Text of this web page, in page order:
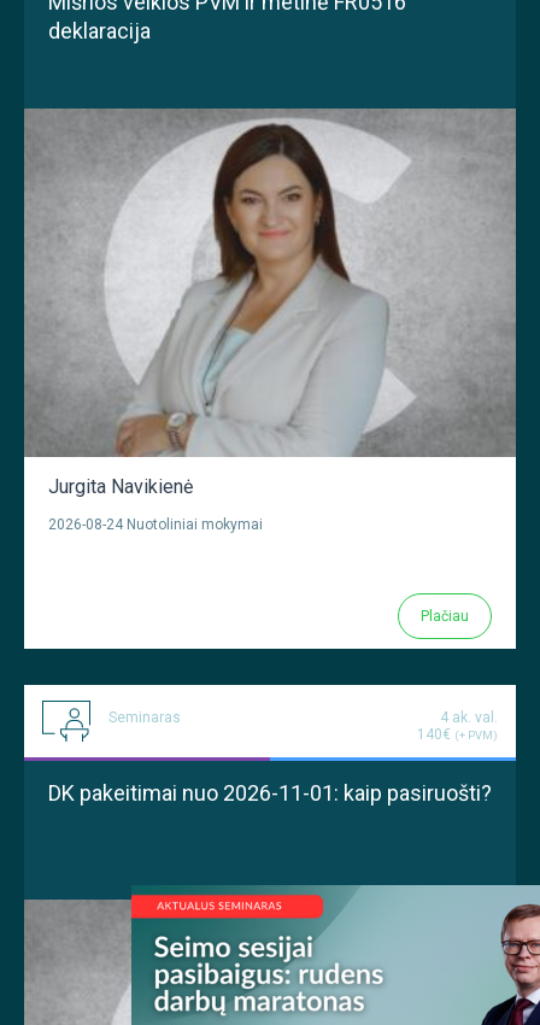
deklaracija
Jurgita Navikienė
2026-08-24 Nuotoliniai mokymai
Plačiau
Seminaras
4 ak. val.
140€ (+ PVM)
DK pakeitimai nuo 2026-11-01: kaip pasiruošti?